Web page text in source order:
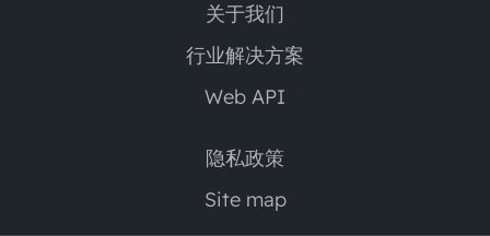
关于我们
行业解决方案
Web API
隐私政策
Site map